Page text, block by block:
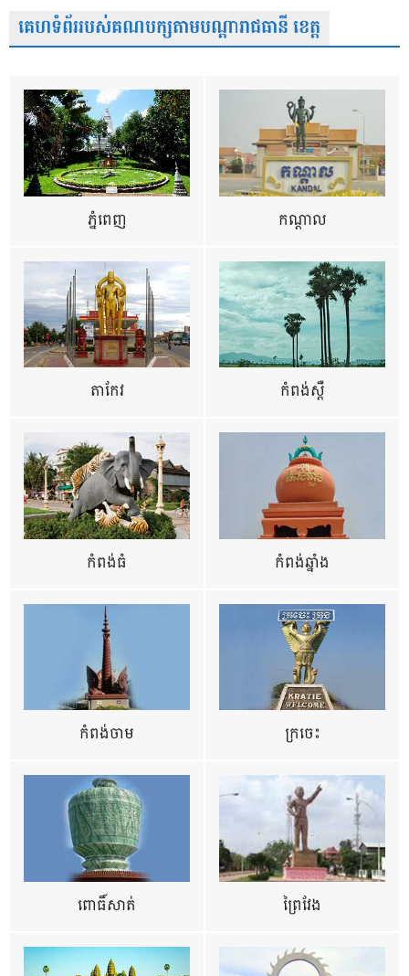
គេហទំព័ររបស់គណបក្សតាមបណ្តារាជធានី ខេត្ត
ភ្នំពេញ កណ្តាល
តាកែវ កំពង់ស្ពឺ
កំពង់ធំ កំពង់ឆ្នាំង
កំពង់ចាម ក្រចេះ
ពោធិ៍សាត់ ព្រៃវែង